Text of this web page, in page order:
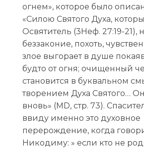
огнем», которое было
«Силою Святого Духа,
Освятитель (3Неф. 27:19-21),
беззаконие, похоть,
злое выгорает в душе
будто от огня; очищенный
становится в буквальном
творением Духа Святого…
вновь» (MD, стр. 73).
ввиду именно это духовное
перерождение, когда
Никодиму: » если кто не